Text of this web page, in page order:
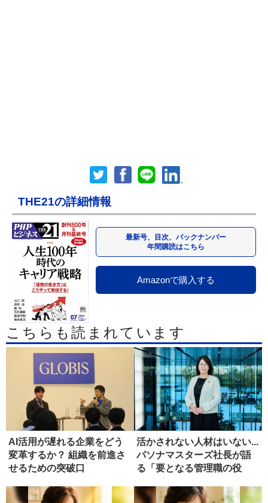
THE21の詳細情報
最新号、目次、バックナンバー
年間購読はこちら
Amazonで購入する
こちらも読まれています
AI活用が遅れる企業をどう
変革するか？ 組織を前進さ
せるための突破口
活かされない人材はいない...
パソナマスターズ社長が語
る「要となる管理職の役